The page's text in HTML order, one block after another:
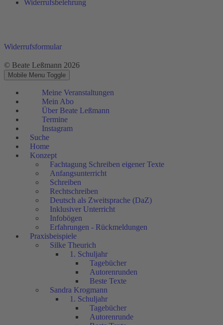
Widerrufsbelehrung
Widerrufsformular
© Beate Leßmann 2026
Mobile Menu Toggle
Meine Veranstaltungen
Mein Abo
Über Beate Leßmann
Termine
Instagram
Suche
Home
Konzept
Fachtagung Schreiben eigener Texte
Anfangsunterricht
Schreiben
Rechtschreiben
Deutsch als Zweitsprache (DaZ)
Inklusiver Unterricht
Infobögen
Erfahrungen - Rückmeldungen
Praxisbeispiele
Silke Theurich
1. Schuljahr
Tagebücher
Autorenrunden
Beste Texte
Sandra Krogmann
1. Schuljahr
Tagebücher
Autorenrunde